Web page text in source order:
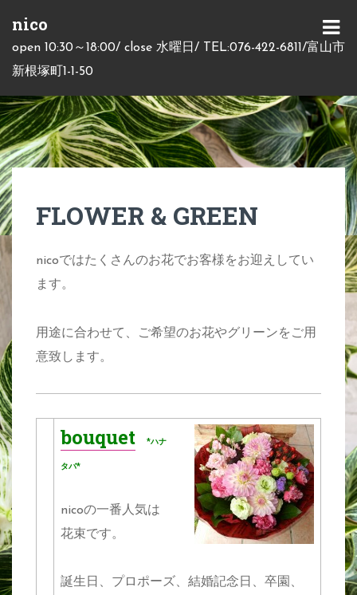
t
o
c
o
n
t
e
nico
open 10:30～18:00/ close 水曜日/ TEL:076-422-6811/富山市
新根塚町1-1-50
M
N
U
FLOWER & GREEN
nicoではたくさんのお花でお客様をお迎えしてい
ます。
用途に合わせて、ご希望のお花やグリーンをご用
意致します。
bouquet *ハナ
タバ*
nicoの一番人気は
花束です。
誕生日、プロポーズ、結婚記念日、卒園、